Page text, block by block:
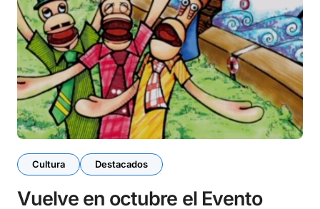
Cultura Destacados
Vuelve en octubre el Evento